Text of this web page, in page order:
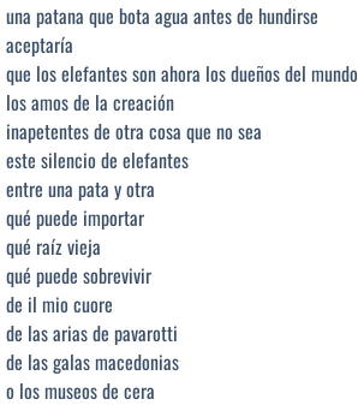
una patana que bota agua antes de hundirse
aceptaría
que los elefantes son ahora los dueños del mundo
los amos de la creación
inapetentes de otra cosa que no sea
este silencio de elefantes
entre una pata y otra
qué puede importar
qué raíz vieja
qué puede sobrevivir
de il mio cuore
de las arias de pavarotti
de las galas macedonias
o los museos de cera